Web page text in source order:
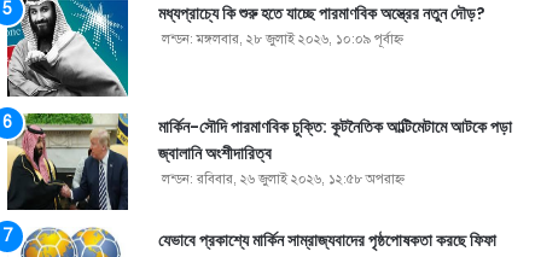
মধ্যপ্রাচ্যে কি শুরু হতে যাচ্ছে পারমাণবিক অস্ত্রের নতুন দৌড়?
লন্ডন: মঙ্গলবার, ২৮ জুলাই ২০২৬, ১০:০৯ পূর্বাহ্ণ
মার্কিন-সৌদি পারমাণবিক চুক্তি: কূটনৈতিক আল্টিমেটামে আটকে পড়া
জ্বালানি অংশীদারিত্ব
লন্ডন: রবিবার, ২৬ জুলাই ২০২৬, ১২:৫৮ অপরাহ্ণ
যেভাবে প্রকাশ্যে মার্কিন সাম্রাজ্যবাদের পৃষ্ঠপোষকতা করছে ফিফা